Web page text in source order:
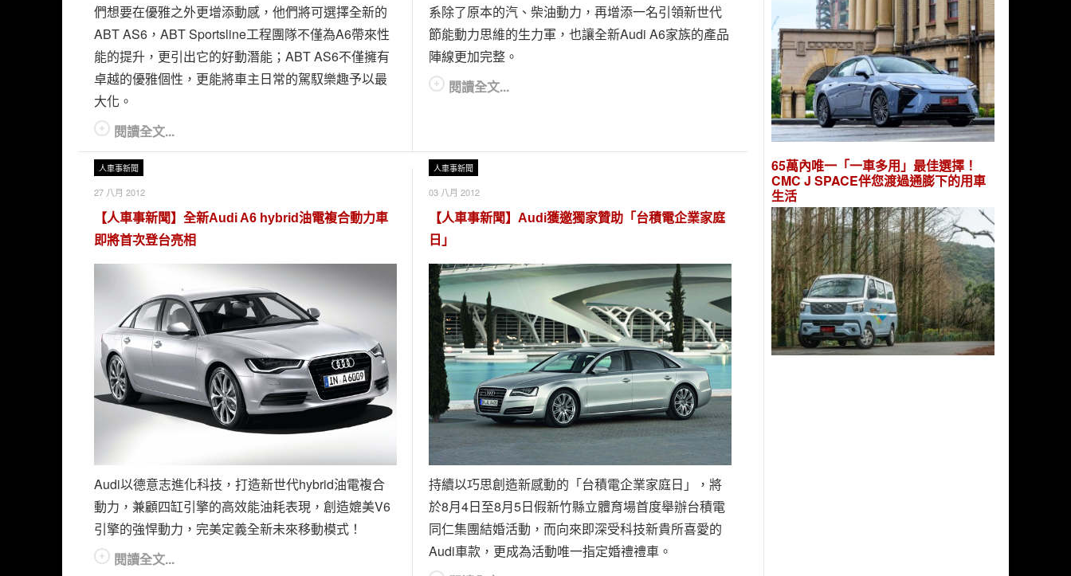
們想要在優雅之外更增添動感，他們將可選擇全新的
ABT AS6，ABT Sportsline工程團隊不僅為A6帶來性
能的提升，更引出它的好動潛能；ABT AS6不僅擁有
卓越的優雅個性，更能將車主日常的駕馭樂趣予以最
大化。
閱讀全文...
系除了原本的汽、柴油動力，再增添一名引領新世代
節能動力思維的生力軍，也讓全新Audi A6家族的產品
陣線更加完整。
閱讀全文...
人車事新聞
27 八月 2012
【人車事新聞】全新Audi A6 hybrid油電複合動力車
即將首次登台亮相
Audi以德意志進化科技，打造新世代hybrid油電複合
動力，兼顧四缸引擎的高效能油耗表現，創造媲美V6
引擎的強悍動力，完美定義全新未來移動模式！
閱讀全文...
人車事新聞
03 八月 2012
【人車事新聞】Audi獲邀獨家贊助「台積電企業家庭
日」
持續以巧思創造新感動的「台積電企業家庭日」，將
於8月4日至8月5日假新竹縣立體育場首度舉辦台積電
同仁集團結婚活動，而向來即深受科技新貴所喜愛的
Audi車款，更成為活動唯一指定婚禮禮車。
65萬內唯一「一車多用」最佳選擇！
CMC J SPACE伴您渡過通膨下的用車
生活